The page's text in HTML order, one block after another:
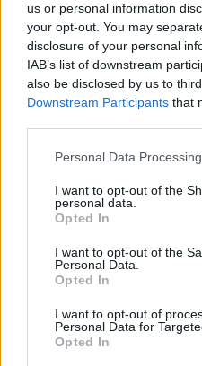
us or personal information
your opt-out. You may
disclosure of your personal
IAB’s list of downstream
also be disclosed by us to
Downstream Participants that
Please note that this website/
not limited to your visit or
grant or deny consent to
use your data for below
consent section.
Personal Data
I want to opt-out of the
personal data.
Opted In
I want to opt-out of the
Personal Data.
Opted In
I want to opt-out of
Personal Data for
Opted In
AUTEUR
Infos.fr Unit